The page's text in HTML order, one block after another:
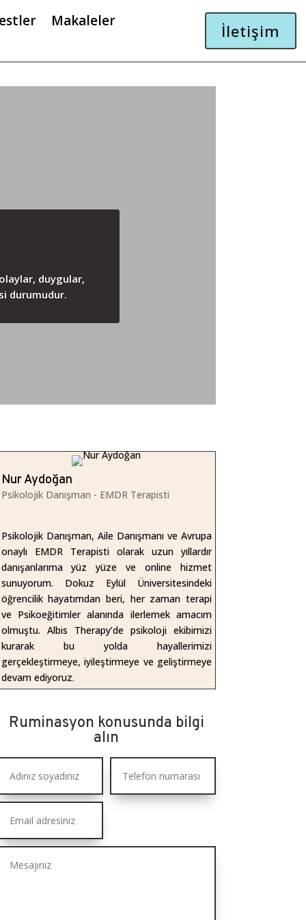
Makaleler
İletişim
duygular,
durumudur.
Nur Aydoğan
Psikolojik Danışman - EMDR Terapisti
Psikolojik Danışman, Aile Danışmanı ve Avrupa
onaylı EMDR Terapisti olarak uzun yıllardır
danışanlarıma yüz yüze ve online hizmet
sunuyorum. Dokuz Eylül Üniversitesindeki
öğrencilik hayatımdan beri, her zaman terapi
ve Psikoeğitimler alanında ilerlemek amacım
olmuştu. Albis Therapy’de psikoloji ekibimizi
kurarak bu yolda hayallerimizi
gerçekleştirmeye, iyileştirmeye ve geliştirmeye
devam ediyoruz.
Ruminasyon konusunda bilgi
alın